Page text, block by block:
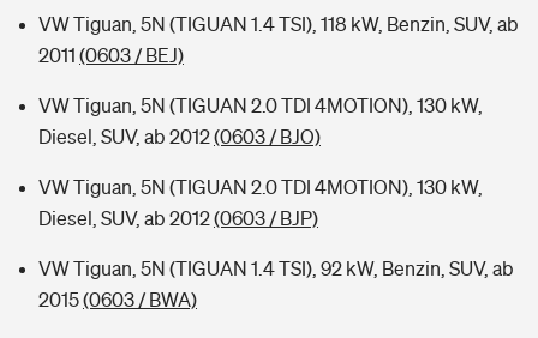
VW Tiguan, 5N (TIGUAN 1.4 TSI), 118 kW, Benzin, SUV, ab
2011 (0603 / BEJ)
VW Tiguan, 5N (TIGUAN 2.0 TDI 4MOTION), 130 kW,
Diesel, SUV, ab 2012(0603 / BJO)
VW Tiguan, 5N (TIGUAN 2.0 TDI 4MOTION), 130 kW,
Diesel, SUV, ab 2012(0603 / BJP)
VW Tiguan, 5N (TIGUAN 1.4 TSI), 92 kW, Benzin, SUV, ab
2015(0603 / BWA)